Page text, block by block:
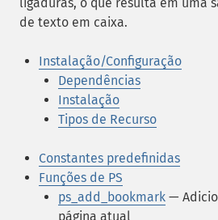
de texto em caixa.
Instalação/Configuração
Dependências
Instalação
Tipos de Recurso
Constantes predefinidas
Funções de PS
ps_add_bookmark —
página atual